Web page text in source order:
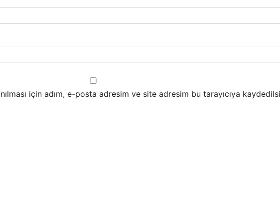
için adım, e-posta adresim ve site adresim bu tarayıcıya